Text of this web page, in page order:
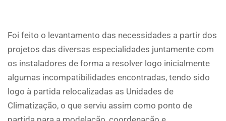
Foi feito o levantamento das necessidades a partir dos
projetos das diversas especialidades juntamente com
os instaladores de forma a resolver logo inicialmente
algumas incompatibilidades encontradas, tendo sido
logo à partida relocalizadas as Unidades de
Climatização, o que serviu assim como ponto de